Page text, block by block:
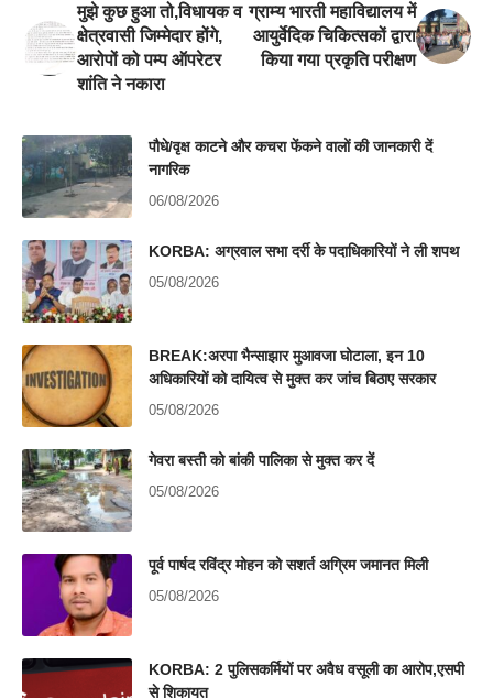
मुझे कुछ हुआ तो,विधायक व
क्षेत्रवासी जिम्मेदार होंगे,
आरोपों को पम्प ऑपरेटर
शांति ने नकारा
ग्राम्य भारती महाविद्यालय में
आयुर्वेदिक चिकित्सकों द्वारा
किया गया प्रकृति परीक्षण
पौधे/वृक्ष काटने और कचरा फेंकने वालों की जानकारी दें
नागरिक
06/08/2026
KORBA: अग्रवाल सभा दर्री के पदाधिकारियों ने ली शपथ
05/08/2026
BREAK:अरपा भैन्साझार मुआवजा घोटाला, इन 10
अधिकारियों को दायित्व से मुक्त कर जांच बिठाए सरकार
05/08/2026
गेवरा बस्ती को बांकी पालिका से मुक्त कर दें
05/08/2026
पूर्व पार्षद रविंद्र मोहन को सशर्त अग्रिम जमानत मिली
05/08/2026
KORBA: 2 पुलिसकर्मियों पर अवैध वसूली का आरोप,एसपी
से शिकायत